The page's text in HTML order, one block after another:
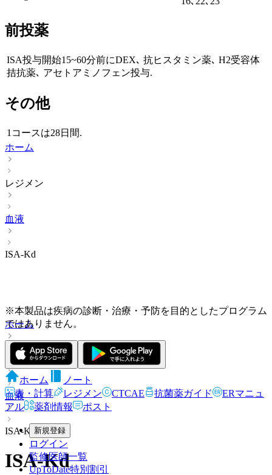
前投薬
ISA投与開始15~60分前にDEX､ 抗ヒスタミン薬､ H2受容体
拮抗薬､ アセトアミノフェン投与.
その他
1コースは28日間.
ホーム
レジメン
血液
ISA-Kd
※本製品は疾病の診断・治療・予防を目的としたプログラム
ではありません。
ホーム
ノート
表・計算
レジメン CTCAE 抗菌薬ガイド
ERマニュ
アル
薬剤情報 ポスト
新規登録
ログイン
監修医師一覧
UpToDate特別割引
ホーム
レジメン
血液
ISA-Kd
ISA-Kd